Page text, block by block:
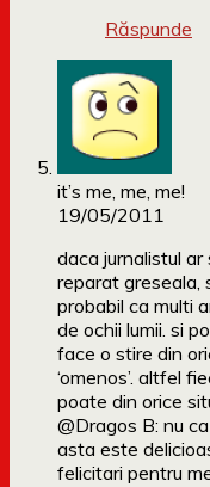
Răspunde
it’s me, me, me!
19/05/2011
daca jurnalistul ar
reparat greseala,
probabil ca multi
de ochii lumii. si
face o stire din
‘omenos’. altfel
poate din orice
@Dragos B: nu
asta este
felicitari pentru